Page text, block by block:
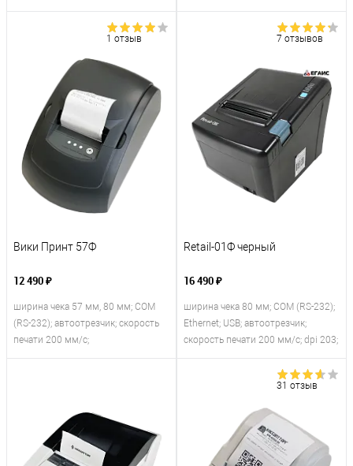
1 отзыв
Вики Принт 57Ф
12 490 ₽
ширина чека 57 мм, 80 мм; COM
(RS-232); автоотрезчик; скорость
печати 200 мм/с;
7 отзывов
Retail-01Ф черный
16 490 ₽
ширина чека 80 мм; COM (RS-232);
Ethernet; USB; автоотрезчик;
скорость печати 200 мм/с; dpi 203;
31 отзыв